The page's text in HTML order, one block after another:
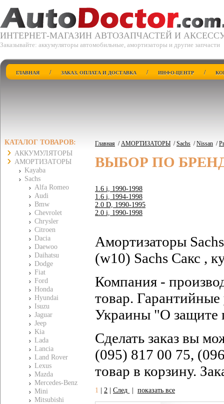
ИНТЕРНЕТ-МАГАЗИН АВТОЗАПЧАСТЕЙ И
Заказывайте: аккумуляторы автомобильные, амортизаторы и другие запчасти
ГЛАВНАЯ / ЗАКАЗ, ОПЛАТА И ДОСТАВКА / ИНФО-ЦЕНТР /
КАТАЛОГ ТОВАРОВ:
АККУМУЛЯТОРЫ
АМОРТИЗАТОРЫ
Kayaba
Sachs
Alfa Romeo
Audi
Bmw
Chevrolet
Chrysler
Citroen
Dacia
Daewoo
Daihatsu
Dodge
Fiat
Ford
Honda
Hyundai
Isuzu
Jaguar
Jeep
Kia
Lada
Lancia
Land Rover
Lexus
Mazda
Mercedes-Benz
Mini
Mitsubishi
Главная /АМОРТИЗАТОРЫ /Sachs /Nissan /
ВЫБОР ПО
1.6 i, 1990-1998
1.6 i, 1994-1998
2.0 D, 1990-1995
2.0 i, 1990-1998
Амортизаторы
(w10) Sachs Сакс ,
Компания -
товар. Гарантийные
Украины "О защите
Сделать заказ вы
(095) 817 00 75,
товар в корзину.
1 2 След показать все